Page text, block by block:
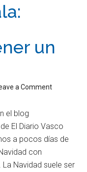
un
a Comment
el blog
El Diario Vasco
a pocos días de
con
Navidad suele ser